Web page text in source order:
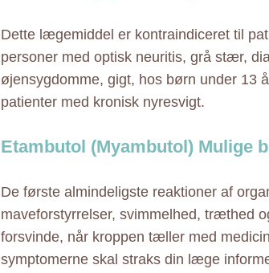
Dette lægemiddel er kontraindiceret til
personer med optisk neuritis, grå stær,
øjensygdomme, gigt, hos børn under 13
patienter med kronisk nyresvigt.
Etambutol (Myambutol) Mulige
De første almindeligste reaktioner af
maveforstyrrelser, svimmelhed, træthed
forsvinde, når kroppen tæller med
symptomerne skal straks din læge